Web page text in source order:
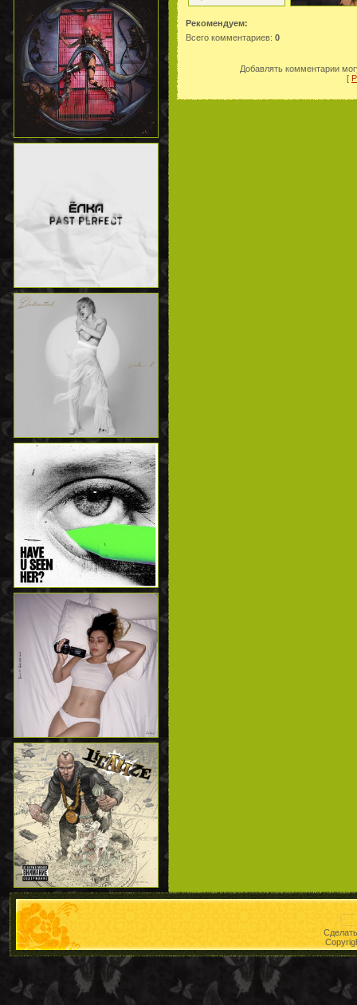
Рекомендуем:
Всего комментариев: 0
Добавлять комментарии
[